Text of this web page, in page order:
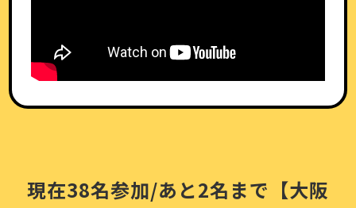
現在38名参加/あと2名まで【大阪